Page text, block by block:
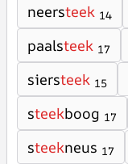
neersteek 14
paalsteek 17
siersteek 15
steekboog 17
steekneus 17